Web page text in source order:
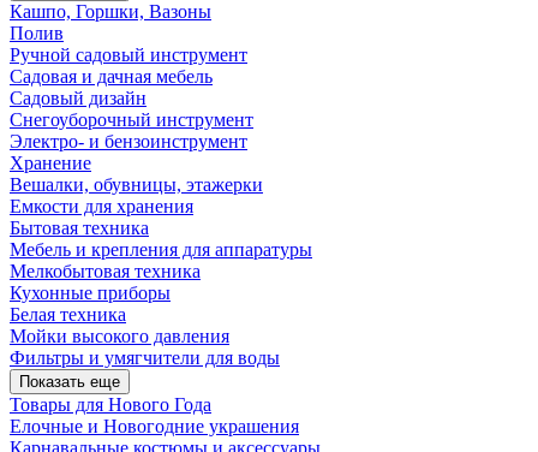
Кашпо, Горшки, Вазоны
Полив
Ручной садовый инструмент
Садовая и дачная мебель
Садовый дизайн
Снегоуборочный инструмент
Электро- и бензоинструмент
Хранение
Вешалки, обувницы, этажерки
Емкости для хранения
Бытовая техника
Мебель и крепления для аппаратуры
Мелкобытовая техника
Кухонные приборы
Белая техника
Мойки высокого давления
Фильтры и умягчители для воды
Показать еще
Товары для Нового Года
Елочные и Новогодние украшения
Карнавальные костюмы и аксессуары